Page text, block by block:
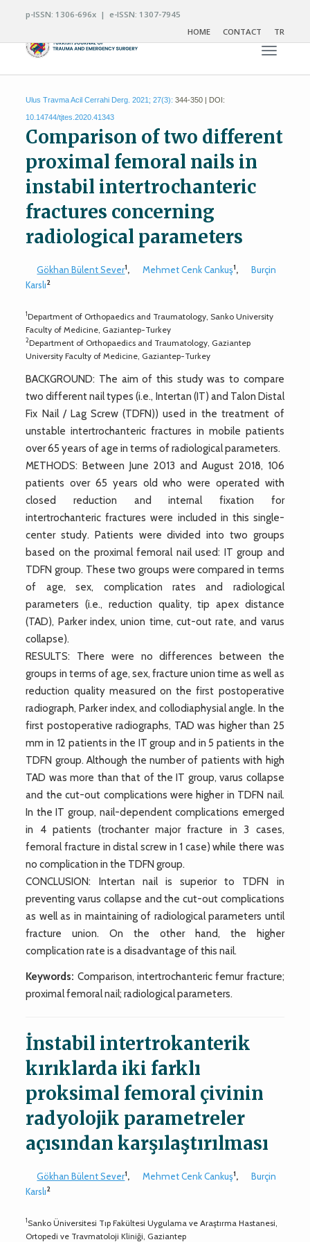
p-ISSN: 1306-696x | e-ISSN: 1307-7945
HOME
CONTACT TR
Toggle
Ulus Travma Acil Cerrahi Derg. 2021; 27(3): 344-350 | DOI:
10.14744/tjtes.2020.41343
Comparison of two different
proximal femoral nails in
instabil intertrochanteric
fractures concerning
radiological parameters
Gökhan Bülent Sever1, Mehmet Cenk Cankuş1,
Burçin
Karslı2
1Department of Orthopaedics and Traumatology, Sanko University
Faculty of Medicine, Gaziantep-Turkey
2Department of Orthopaedics and Traumatology, Gaziantep
University Faculty of Medicine, Gaziantep-Turkey
BACKGROUND: The aim of this study was to compare
two different nail types (i.e., Intertan (IT) and Talon Distal
Fix Nail / Lag Screw (TDFN)) used in the treatment of
unstable intertrochanteric fractures in mobile patients
over 65 years of age in terms of radiological parameters.
METHODS: Between June 2013 and August 2018, 106
patients over 65 years old who were operated with
closed reduction and internal fixation for
intertrochanteric fractures were included in this single-
center study. Patients were divided into two groups
based on the proximal femoral nail used: IT group and
TDFN group. These two groups were compared in terms
of age, sex, complication rates and radiological
parameters (i.e., reduction quality, tip apex distance
(TAD), Parker index, union time, cut-out rate, and varus
collapse).
RESULTS: There were no differences between the
groups in terms of age, sex, fracture union time as well as
reduction quality measured on the first postoperative
radiograph, Parker index, and collodiaphysial angle. In the
first postoperative radiographs, TAD was higher than 25
mm in 12 patients in the IT group and in 5 patients in the
TDFN group. Although the number of patients with high
TAD was more than that of the IT group, varus collapse
and the cut-out complications were higher in TDFN nail.
In the IT group, nail-dependent complications emerged
in 4 patients (trochanter major fracture in 3 cases,
femoral fracture in distal screw in 1 case) while there was
no complication in the TDFN group.
CONCLUSION: Intertan nail is superior to TDFN in
preventing varus collapse and the cut-out complications
as well as in maintaining of radiological parameters until
fracture union. On the other hand, the higher
complication rate is a disadvantage of this nail.
Keywords: Comparison, intertrochanteric femur fracture;
proximal femoral nail; radiological parameters.
İnstabil intertrokanterik
kırıklarda iki farklı
proksimal femoral çivinin
radyolojik parametreler
açısından karşılaştırılması
Gökhan Bülent Sever1, Mehmet Cenk Cankuş1,
Burçin
Karslı2
1Sanko Üniversitesi Tıp Fakültesi Uygulama ve Araştırma Hastanesi,
Ortopedi ve Travmatoloji Kliniği, Gaziantep